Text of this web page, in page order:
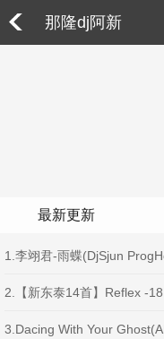
那隆dj阿新
最新更新
1.李翊君-雨蝶(DjSjun
2.【新东泰14首】Reflex -
新Edit
3.Dacing With Your